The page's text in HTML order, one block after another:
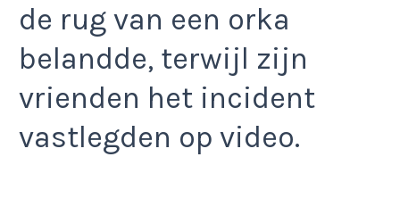
de rug van een orka
belandde, terwijl zijn
vrienden het incident
vastlegden op video.